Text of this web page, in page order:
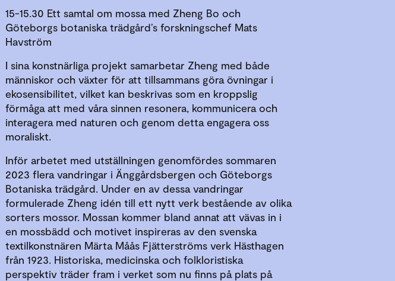
15-15.30 Ett samtal om mossa med Zheng Bo och
Göteborgs botaniska trädgård’s forskningschef Mats
Havström
I sina konstnärliga projekt samarbetar Zheng med både
människor och växter för att tillsammans göra övningar i
ekosensibilitet, vilket kan beskrivas som en kroppslig
förmåga att med våra sinnen resonera, kommunicera och
interagera med naturen och genom detta engagera oss
moraliskt.
Inför arbetet med utställningen genomfördes sommaren
2023 flera vandringar i Änggårdsbergen och Göteborgs
Botaniska trädgård. Under en av dessa vandringar
formulerade Zheng idén till ett nytt verk bestående av olika
sorters mossor. Mossan kommer bland annat att vävas in i
en mossbädd och motivet inspireras av den svenska
textilkonstnären Märta Måås Fjätterströms verk Hästhagen
från 1923. Historiska, medicinska och folkloristiska
perspektiv träder fram i verket som nu finns på plats på